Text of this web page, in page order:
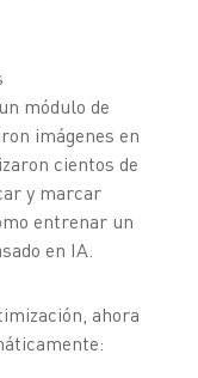
módulo de
imágenes en
cientos de
y marcar
entrenar un
en IA.
ahora